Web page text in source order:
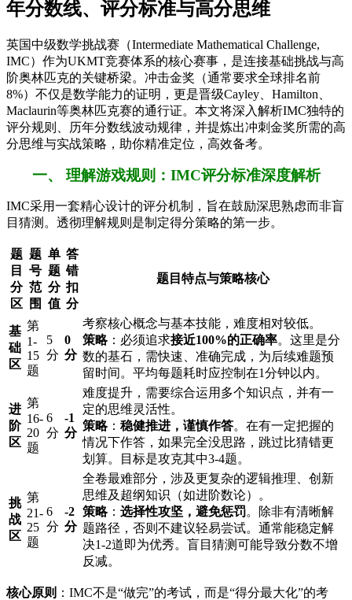
年分数线、评分标准与高分思维
英国中级数学挑战赛（Intermediate Mathematical Challenge,
IMC）作为UKMT竞赛体系的核心赛事，是连接基础挑战与高
阶奥林匹克的关键桥梁。冲击金奖（通常要求全球排名前
8%）不仅是数学能力的证明，更是晋级Cayley、Hamilton、
Maclaurin等奥林匹克赛的通行证。本文将深入解析IMC独特的
评分规则、历年分数线波动规律，并提炼出冲刺金奖所需的高
分思维与实战策略，助你精准定位，高效备考。
一、 理解游戏规则：IMC评分标准深度解析
IMC采用一套精心设计的评分机制，旨在鼓励深思熟虑而非盲
目猜测。透彻理解规则是制定得分策略的第一步。
题
目
分
区
题
号
范
围
单
题
分
值
答
错
扣
分
题目特点与策略核心
基
础
区
第
1-
15
题
5
分
0
分
考察核心概念与基本技能，难度相对较低。
策略：必须追求接近100%的正确率。这里是分
数的基石，需快速、准确完成，为后续难题预
留时间。平均每题耗时应控制在1分钟以内。
进
阶
区
第
16-
20
题
6
分
-1
分
难度提升，需要综合运用多个知识点，并有一
定的思维灵活性。
策略： 稳健推进，谨慎作答。在有一定把握的
情况下作答，如果完全没思路，跳过比猜错更
划算。目标是攻克其中3-4题。
挑
战
区
第
21-
25
题
6
分
-2
分
全卷最难部分，涉及更复杂的逻辑推理、创新
思维及超纲知识（如进阶数论）。
策略： 选择性攻坚，避免惩罚。除非有清晰解
题路径，否则不建议轻易尝试。通常能稳定解
决1-2道即为优秀。盲目猜测可能导致分数不增
反减。
核心原则 ：IMC不是“做完”的考试，而是“得分最大化”的考